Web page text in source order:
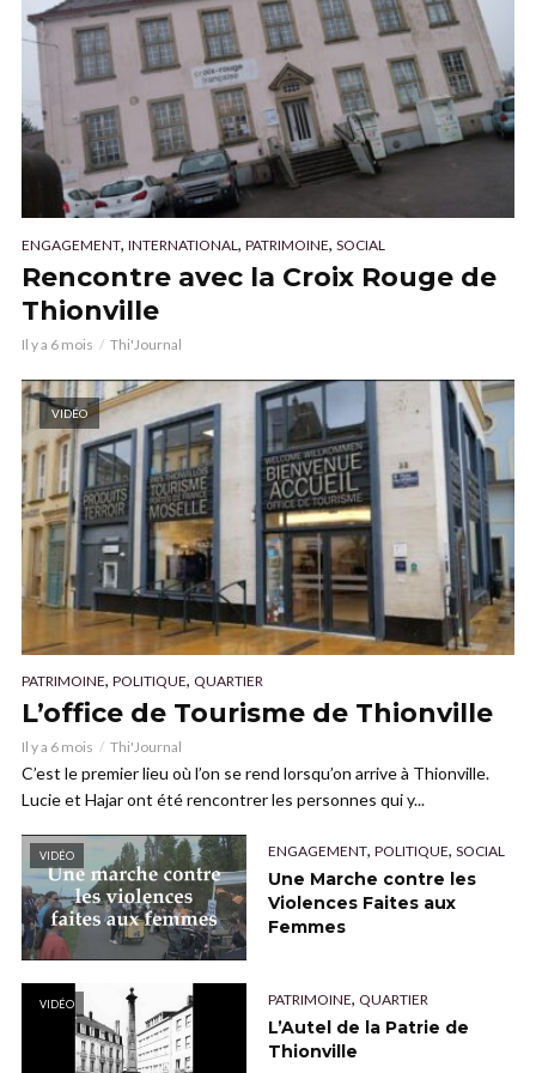
ENGAGEMENT, INTERNATIONAL , PATRIMOINE, SOCIAL
Rencontre avec la Croix Rouge de
Thionville
Il y a 6 mois Thi'Journal
VIDÉO
PATRIMOINE, POLITIQUE, QUARTIER
L’office de Tourisme de Thionville
Il y a 6 mois Thi'Journal
C’est le premier lieu où l’on se rend lorsqu’on arrive à Thionville.
Lucie et Hajar ont été rencontrer les personnes qui y...
VIDÉO ENGAGEMENT, POLITIQUE, SOCIAL
Une Marche contre les
Violences Faites aux
Femmes
VIDÉO PATRIMOINE, QUARTIER
L’Autel de la Patrie de
Thionville